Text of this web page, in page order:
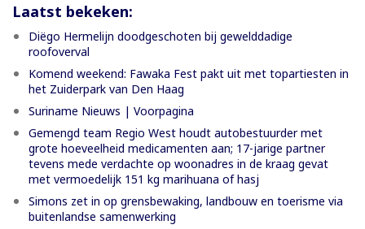
Laatst bekeken:
Diëgo Hermelijn doodgeschoten bij gewelddadige
roofoverval
Komend weekend: Fawaka Fest pakt uit met topartiesten in
het Zuiderpark van Den Haag
Suriname Nieuws | Voorpagina
Gemengd team Regio West houdt autobestuurder met
grote hoeveelheid medicamenten aan; 17-jarige partner
tevens mede verdachte op woonadres in de kraag gevat
met vermoedelijk 151 kg marihuana of hasj
Simons zet in op grensbewaking, landbouw en toerisme via
buitenlandse samenwerking